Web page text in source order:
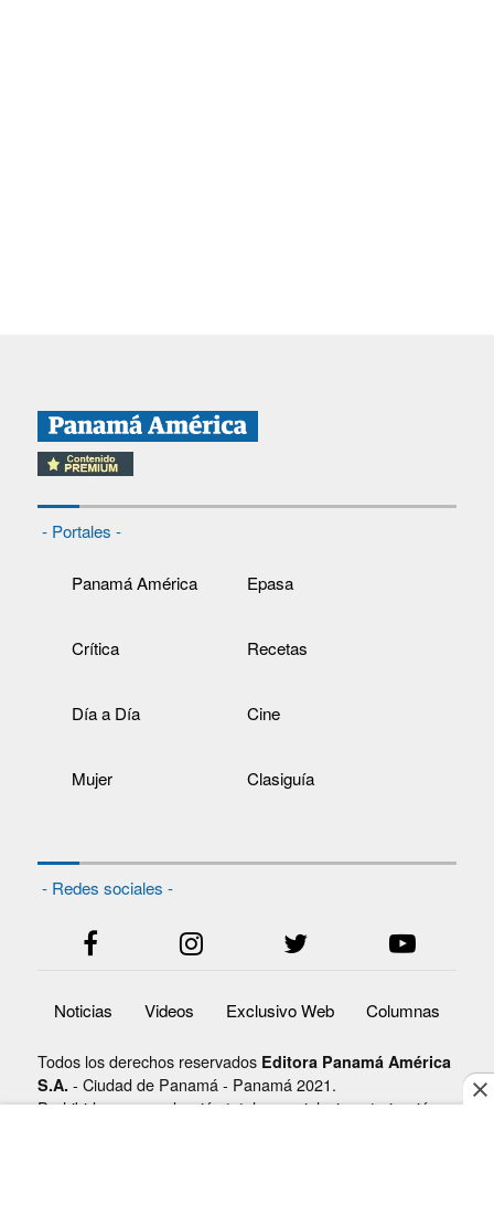
- Portales -
Panamá América Epasa
Crítica Recetas
Día a Día Cine
Mujer Clasiguía
- Redes sociales -
Noticias Videos Exclusivo Web Columnas
Todos los derechos reservados Editora Panamá América
S.A. - Ciudad de Panamá - Panamá 2021.
Prohibida su reproducción total o parcial, sin autorización